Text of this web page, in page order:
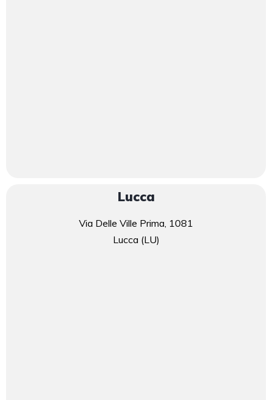
Lucca
Via Delle Ville Prima, 1081
Lucca (LU)